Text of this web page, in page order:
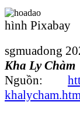
hình Pixabay
sgmuadong
Kha Ly Chàm
Nguồn: